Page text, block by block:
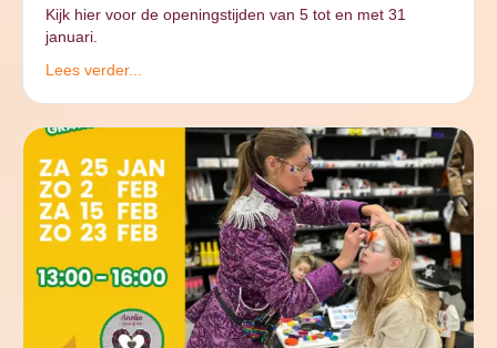
Kijk hier voor de openingstijden van 5 tot en met 31
januari.
Lees verder...